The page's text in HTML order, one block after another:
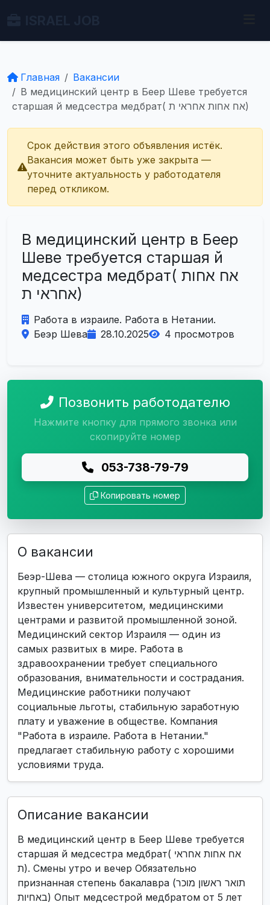
Главная
Вакансии
В медицинский центр в Беер Шеве требуется
старшая й медсестра медбрат( אח אחות אחראי ת)
Срок действия этого объявления истёк.
Вакансия может быть уже закрыта —
уточните актуальность у работодателя
перед откликом.
В медицинский центр в Беер
Шеве требуется старшая й
медсестра медбрат( אח אחות
אחראי ת)
Работа в израиле. Работа в Нетании.
Беэр Шева
28.10.2025 4 просмотров
Позвонить работодателю
Нажмите кнопку для прямого звонка или
скопируйте номер
053-738-79-79
Копировать номер
О вакансии
Беэр-Шева — столица южного округа Израиля,
крупный промышленный и культурный центр.
Известен университетом, медицинскими
центрами и развитой промышленной зоной.
Медицинский сектор Израиля — один из
самых развитых в мире. Работа в
здравоохранении требует специального
образования, внимательности и сострадания.
Медицинские работники получают
социальные льготы, стабильную заработную
плату и уважение в обществе. Компания
"Работа в израиле. Работа в Нетании."
предлагает стабильную работу с хорошими
условиями труда.
Описание вакансии
В медицинский центр в Беер Шеве требуется
старшая й медсестра медбрат( אח אחות אחראי
ת). Смены утро и вечер Обязательно
признанная степень бакалавра (תואר ראשון מוכר
באחיות) Опыт медсестрой медбратом от 5 лет